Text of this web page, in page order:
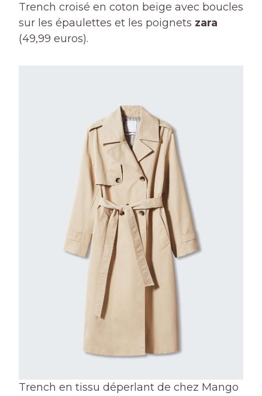
Trench croisé en coton beige avec boucles
sur les épaulettes et les poignets zara
(49,99 euros).
Trench en tissu déperlant de chez Mango